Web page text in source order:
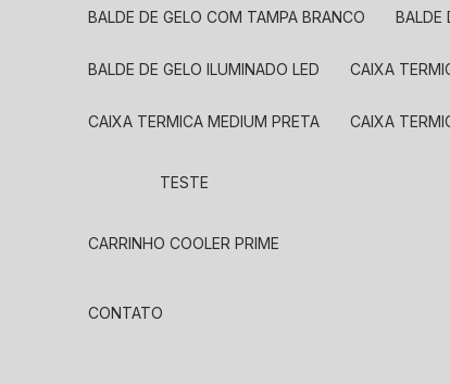
BALDE DE GELO COM TAMPA BRANCO
BALDE DE GELO ILUMINADO LED CAIXA
CAIXA TERMICA MEDIUM PRETA CAIXA
TESTE
CARRINHO COOLER PRIME
CONTATO